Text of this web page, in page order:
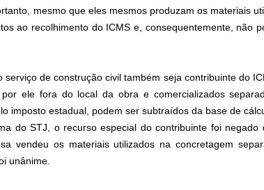
mesmo que eles mesmos produzam os materiais
ao recolhimento do ICMS e, consequentemente, não
serviço de construção civil também seja contribuinte do
ele fora do local da obra e comercializados
imposto estadual, podem ser subtraídos da base de
do STJ, o recurso especial do contribuinte foi
vendeu os materiais utilizados na concretagem
unânime.